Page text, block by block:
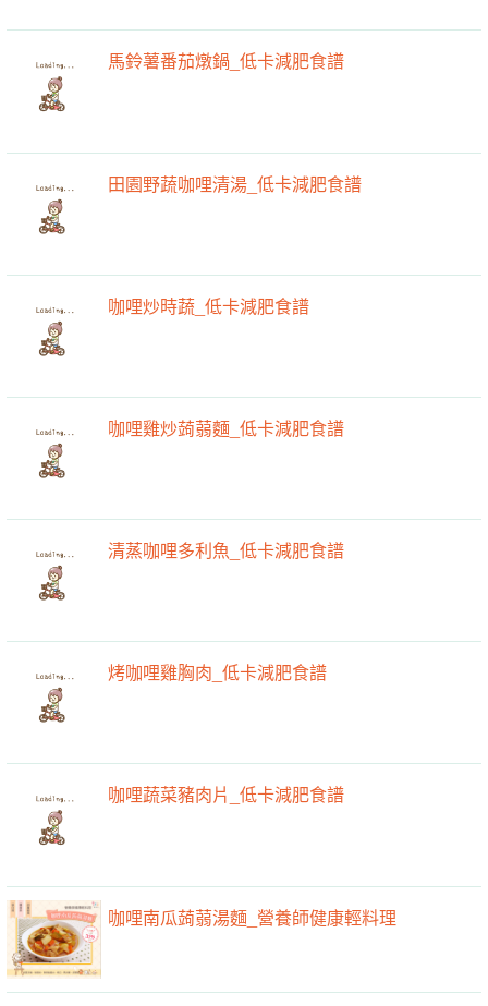
馬鈴薯番茄燉鍋_低卡減肥食譜
田園野蔬咖哩清湯_低卡減肥食譜
咖哩炒時蔬_低卡減肥食譜
咖哩雞炒蒟蒻麵_低卡減肥食譜
清蒸咖哩多利魚_低卡減肥食譜
烤咖哩雞胸肉_低卡減肥食譜
咖哩蔬菜豬肉片_低卡減肥食譜
咖哩南瓜蒟蒻湯麵_營養師健康輕料理